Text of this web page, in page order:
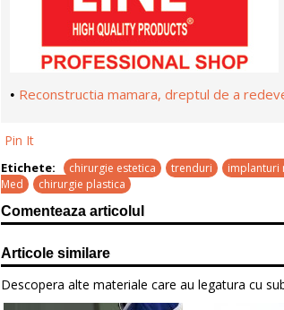
• Reconstructia mamara, dreptul de a
Pin It
Etichete: chirurgie estetica trenduri implanturi
Med
chirurgie plastica
Comenteaza articolul
Articole similare
Descopera alte materiale care au legatura cu